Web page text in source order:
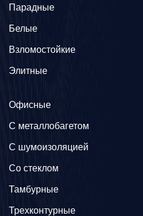
Парадные
Белые
Взломостойкие
Элитные
Офисные
C металлобагетом
С шумоизоляцией
Со стеклом
Тамбурные
Трехконтурные